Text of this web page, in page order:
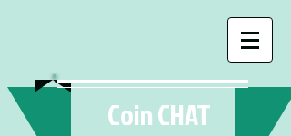
Coin CHAT